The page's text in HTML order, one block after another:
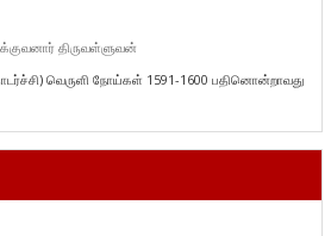
திருவள்ளுவன்
வெருளி நோய்கள் 1591-1600 பதினொன்றாவது